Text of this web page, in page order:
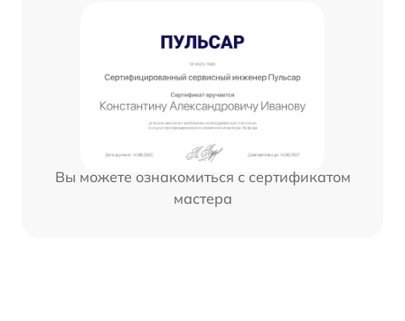
Вы можете ознакомиться с сертификатом
мастера